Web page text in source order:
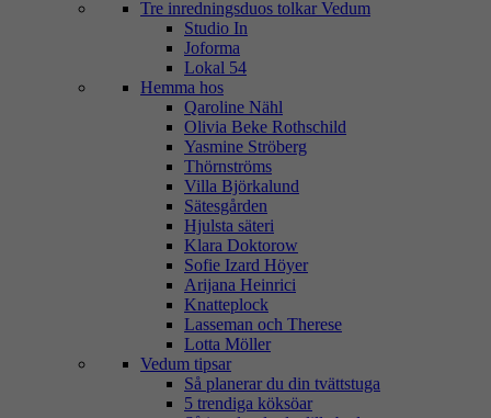
Tre inredningsduos tolkar Vedum
Studio In
Joforma
Lokal 54
Hemma hos
Qaroline Nähl
Olivia Beke Rothschild
Yasmine Ströberg
Thörnströms
Villa Björkalund
Sätesgården
Hjulsta säteri
Klara Doktorow
Sofie Izard Höyer
Arijana Heinrici
Knatteplock
Lasseman och Therese
Lotta Möller
Vedum tipsar
Så planerar du din tvättstuga
5 trendiga köksöar